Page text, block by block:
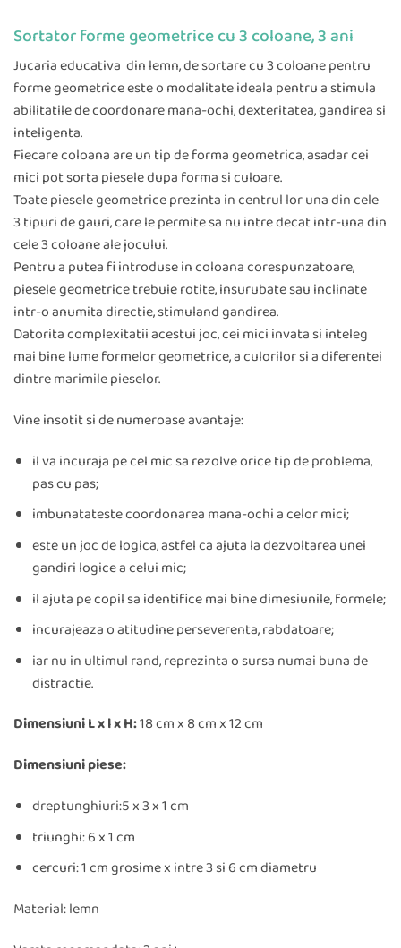
Sortator forme geometrice cu 3 coloane, 3 ani
Jucaria educativa din lemn, de sortare cu 3 coloane pentru
forme geometrice este o modalitate ideala pentru a stimula
abilitatile de coordonare mana-ochi, dexteritatea, gandirea si
inteligenta.
Fiecare coloana are un tip de forma geometrica, asadar cei
mici pot sorta piesele dupa forma si culoare.
Toate piesele geometrice prezinta in centrul lor una din cele
3 tipuri de gauri, care le permite sa nu intre decat intr-una din
cele 3 coloane ale jocului.
Pentru a putea fi introduse in coloana corespunzatoare,
piesele geometrice trebuie rotite, insurubate sau inclinate
intr-o anumita directie, stimuland gandirea.
Datorita complexitatii acestui joc, cei mici invata si inteleg
mai bine lume formelor geometrice, a culorilor si a diferentei
dintre marimile pieselor.
Vine insotit si de numeroase avantaje:
il va incuraja pe cel mic sa rezolve orice tip de problema,
pas cu pas;
imbunatateste coordonarea mana-ochi a celor mici;
este un joc de logica, astfel ca ajuta la dezvoltarea unei
gandiri logice a celui mic;
il ajuta pe copil sa identifice mai bine dimesiunile, formele;
incurajeaza o atitudine perseverenta, rabdatoare;
iar nu in ultimul rand, reprezinta o sursa numai buna de
distractie.
Dimensiuni L x l x H:18 cm x 8 cm x 12 cm
Dimensiuni piese:
dreptunghiuri:5 x 3 x 1 cm
triunghi: 6 x 1 cm
cercuri: 1 cm grosime x intre 3 si 6 cm diametru
Material: lemn